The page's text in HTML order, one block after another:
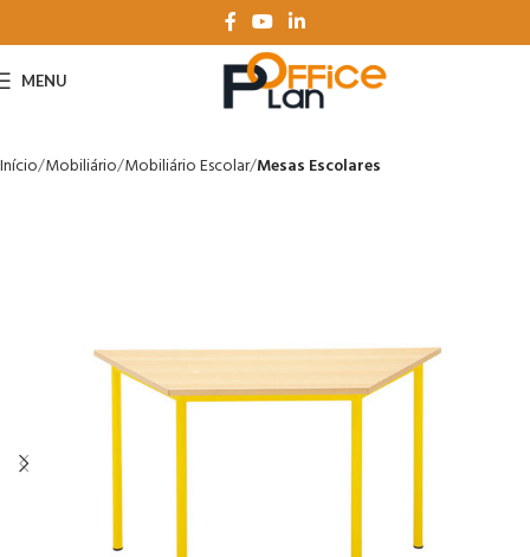
MENU
Início Mobiliário Mobiliário Escolar Mesas Escolares